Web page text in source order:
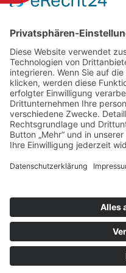
www.cornberg.de
© Copyright